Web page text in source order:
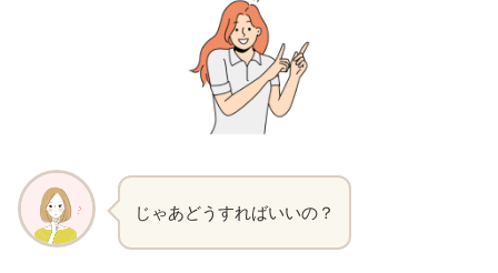
じゃあどうすればいいの？